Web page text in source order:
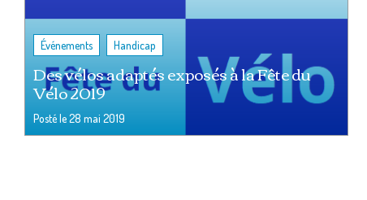
Événements Handicap
Des vélos adaptés exposés à la Fête du
Vélo 2019
Posté le28 mai 2019